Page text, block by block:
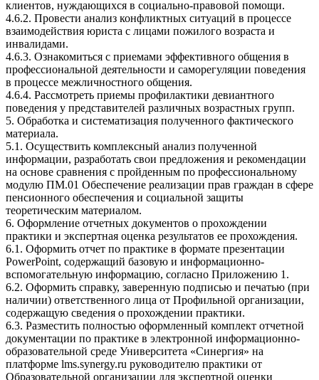
клиентов, нуждающихся в социально-правовой помощи.
4.6.2. Провести анализ конфликтных ситуаций в процессе
взаимодействия юриста с лицами пожилого возраста и
инвалидами.
4.6.3. Ознакомиться с приемами эффективного общения в
профессиональной деятельности и саморегуляции поведения
в процессе межличностного общения.
4.6.4. Рассмотреть приемы профилактики девиантного
поведения у представителей различных возрастных групп.
5. Обработка и систематизация полученного фактического
материала.
5.1. Осуществить комплексный анализ полученной
информации, разработать свои предложения и рекомендации
на основе сравнения с пройденным по профессиональному
модулю ПМ.01 Обеспечение реализации прав граждан в сфере
пенсионного обеспечения и социальной защиты
теоретическим материалом.
6. Оформление отчетных документов о прохождении
практики и экспертная оценка результатов ее прохождения.
6.1. Оформить отчет по практике в формате презентации
PowerPoint, содержащий базовую и информационно-
вспомогательную информацию, согласно Приложению 1.
6.2. Оформить справку, заверенную подписью и печатью (при
наличии) ответственного лица от Профильной организации,
содержащую сведения о прохождении практики.
6.3. Разместить полностью оформленный комплект отчетной
документации по практике в электронной информационно-
образовательной среде Университета «Синергия» на
платформе lms.synergy.ru руководителю практики от
Образовательной организации для экспертной оценки